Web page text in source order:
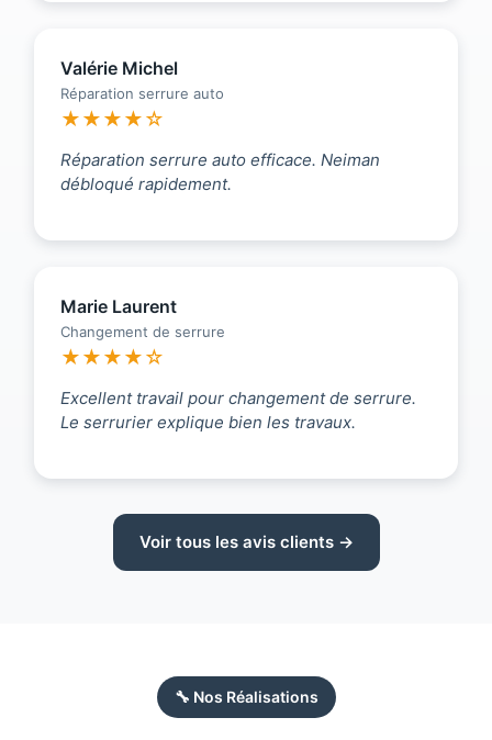
Valérie Michel
Réparation serrure auto
★★★★☆
Réparation serrure auto efficace. Neiman
débloqué rapidement.
Marie Laurent
Changement de serrure
★★★★☆
Excellent travail pour changement de serrure.
Le serrurier explique bien les travaux.
Voir tous les avis clients →
🔧 Nos Réalisations